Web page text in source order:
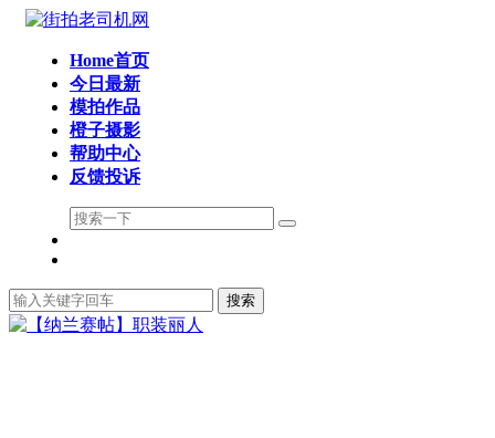
Home首页
今日最新
模拍作品
橙子摄影
帮助中心
反馈投诉
搜索